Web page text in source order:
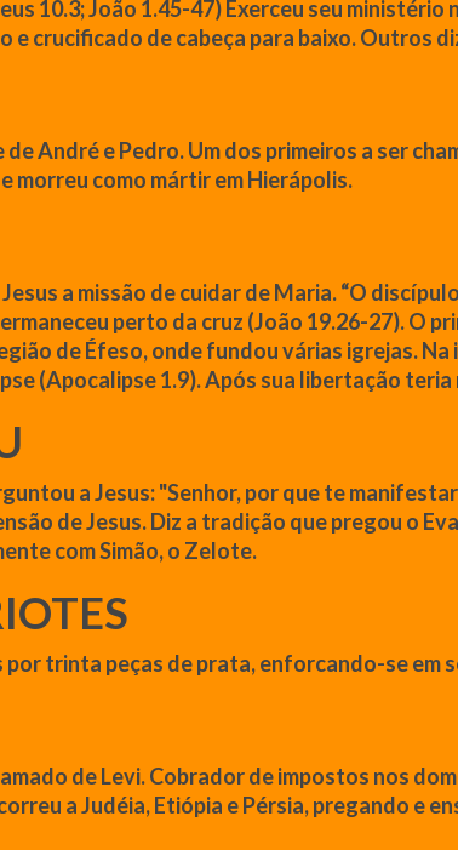
10.3;João 1.45-47) Exerceu seu
e crucificado de cabeça para baixo. Outros
André e Pedro. Um dos primeiros a ser
morreu como mártir em Hierápolis.
Jesus a missão de cuidar de Maria. “O discípulo
perto da cruz (João 19.26-27). O
de Éfeso, onde fundou várias igrejas.
(Apocalipse 1.9). Após sua libertação
aJesus:"Senhor, por que te
deJesus. Diz a tradição quepregou o
com Simão, o Zelote.
por trinta peças de prata, enforcando-se em
de Levi. Cobrador de impostos nos
a Judéia, Etiópia e Pérsia, pregando e